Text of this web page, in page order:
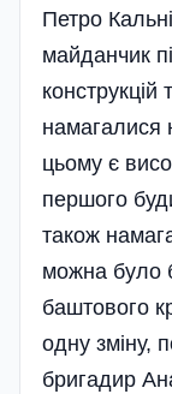
Петро
майданчик
конструкцій
намагалися
цьому є
першого
також
можна було
баштового
одну зміну,
бригадир